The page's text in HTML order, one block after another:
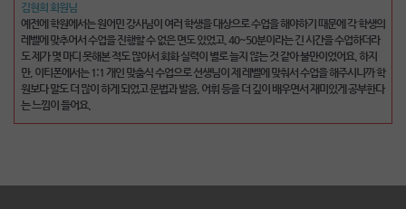
이명준 회원님
처음에 전화영어라는 새로운 도전을 한다고 했을 때 두려움이 많이 있었지만, 친절한 강사님
덕분에 많이 배우게 된 것 같습니다. 물론 아직 많이 부족하여 다음 달도 진행해야겠지만 항상
친절하게 대해주시는 강사님들께 고맙다는 말씀을 드리고 싶네요. 제가 할 말을 찾지 못해 머
뭇거릴 때마다 용기를 주시고 적절한 어휘를 찾아 알려주셔서 도움이 많이 되었어요. 특히 처
음 시작하는 저같은 분들은 영어로만 수업한다는게 쉽지 않은데 이티폰 강사님들은 친절하게
도와주시기 때문에 두려움 없이 용기내서 영어공부를 계속해 나갈 수 있는 것 같아요.
김현희 회원님
예전에 학원에서는 원어민 강사님이 여러 학생을 대상으로 수업을 해야하기 때문에 각 학생의
레벨에 맞추어서 수업을 진행할 수 없은 면도 있었고, 40~50분이라는 긴 시간을 수업하더라
도 제가 몇 마디 못해본 적도 많아서 회화 실력이 별로 늘지 않는 것 같아 불만이었어요. 하지
만, 이티폰에서는 1:1 개인 맞춤식 수업으로 선생님이 제 레벨에 맞춰서 수업을 해주시니까 학
원보다 말도 더 많이 하게 되었고 문법과 발음, 어휘 등을 더 깊이 배우면서 재미있게 공부한다
는 느낌이 들어요.